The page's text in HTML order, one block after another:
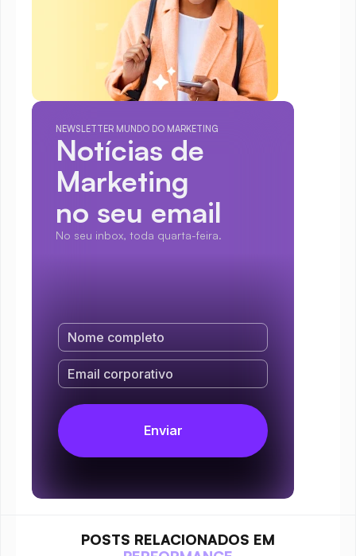
NEWSLETTER MUNDO DO MARKETING
Notícias de
Marketing
no seu email
No seu inbox, toda quarta-feira.
POSTS RELACIONADOS EM